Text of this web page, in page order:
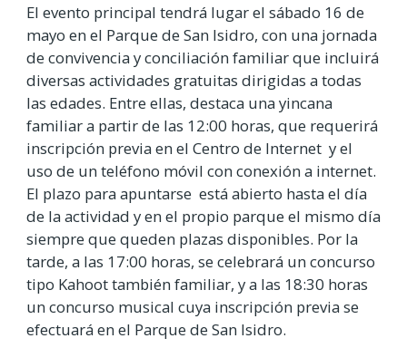
El evento principal tendrá lugar el sábado 16 de
mayo en el Parque de San Isidro, con una jornada
de convivencia y conciliación familiar que incluirá
diversas actividades gratuitas dirigidas a todas
las edades. Entre ellas, destaca una yincana
familiar a partir de las 12:00 horas, que requerirá
inscripción previa en el Centro de Internet y el
uso de un teléfono móvil con conexión a internet.
El plazo para apuntarse está abierto hasta el día
de la actividad y en el propio parque el mismo día
siempre que queden plazas disponibles. Por la
tarde, a las 17:00 horas, se celebrará un concurso
tipo Kahoot también familiar, y a las 18:30 horas
un concurso musical cuya inscripción previa se
efectuará en el Parque de San Isidro.